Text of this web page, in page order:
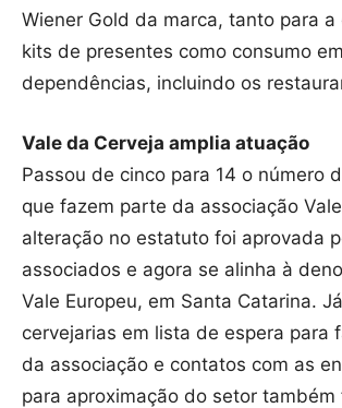
Wiener Gold da marca, tanto para a
kits de presentes como consumo
dependências, incluindo os
Vale da Cerveja amplia atuação
Passou de cinco para 14 o número
que fazem parte da associação
alteração no estatuto foi aprovada
associados e agora se alinha à
Vale Europeu, em Santa Catarina.
cervejarias em lista de espera para
da associação e contatos com as
para aproximação do setor também